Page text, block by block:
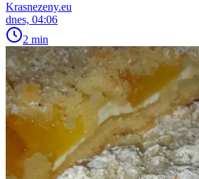
Krasnezeny.eu
dnes, 04:06
2 min